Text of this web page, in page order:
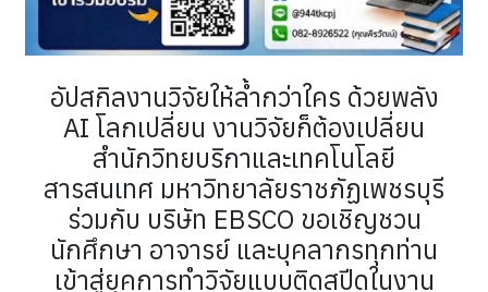
อัปสกิลงานวิจัยให้ล้ำกว่าใคร ด้วยพลัง
AI โลกเปลี่ยน งานวิจัยก็ต้องเปลี่ยน
สำนักวิทยบริกาและเทคโนโลยี
สารสนเทศ มหาวิทยาลัยราชภัฏเพชรบุรี
ร่วมกับ บริษัท EBSCO ขอเชิญชวน
นักศึกษา อาจารย์ และบุคลากรทุกท่าน
เข้าสู่ยุคการทำวิจัยแบบติดสปีดในงาน